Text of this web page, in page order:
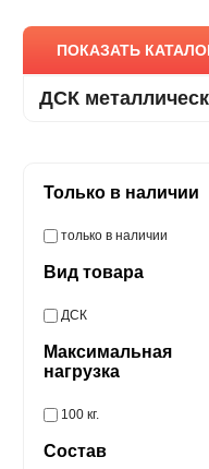
ПОКАЗАТЬ
ДСК
Только в наличии
только в наличии
Вид товара
ДСК
Максимальная
нагрузка
100 кг.
Состав